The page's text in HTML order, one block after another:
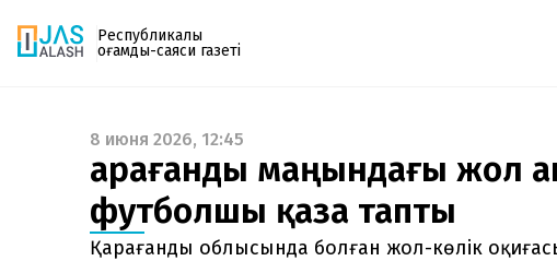
Республикалық
қоғамдық-саяси газеті
Газетке жазылу
PDF форматтағы газетті ай сайын электронды
поштаңызға алып отырыңыз. Жаңа нөмір
шыққан сәтте сізге бірден жіберіледі. Тек email
енгізіңіз, біз қалғанын өзіміз жібереміз.
8 июня 2026, 12:45
Қарағанды маңындағы жол
футболшы қаза тапты
Қарағанды облысында болған жол-көлік